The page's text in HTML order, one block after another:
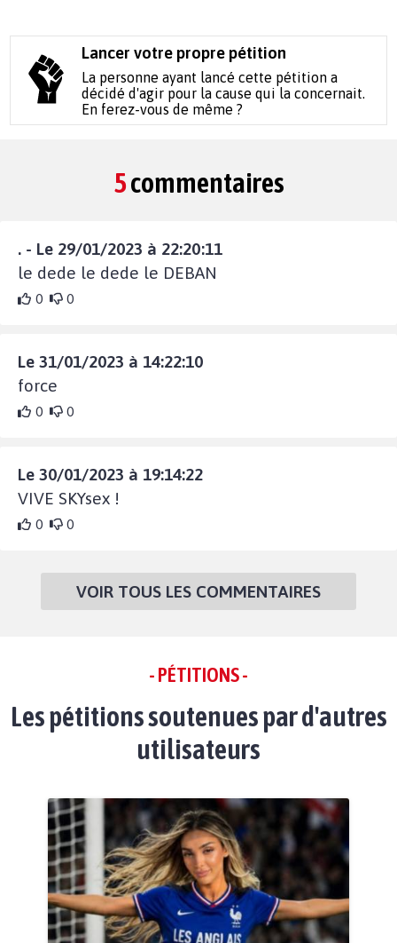
Lancer votre propre pétition
La personne ayant lancé cette pétition a
décidé d'agir pour la cause qui la concernait.
En ferez-vous de même ?
5commentaires
. - Le 29/01/2023 à 22:20:11
le dede le dede le DEBAN
0 0
Le 31/01/2023 à 14:22:10
force
0 0
Le 30/01/2023 à 19:14:22
VIVE SKYsex !
0 0
VOIR TOUS LES COMMENTAIRES
- PÉTITIONS -
Les pétitions soutenues par d'autres
utilisateurs